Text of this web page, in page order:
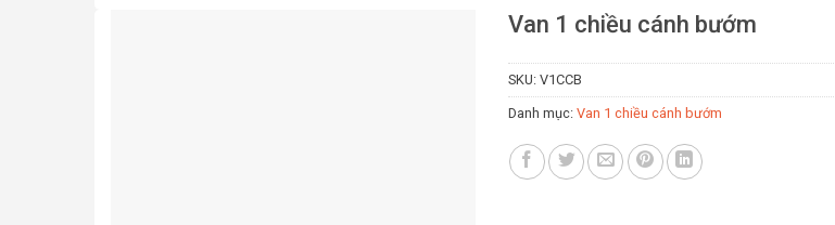
Van 1 chiều cánh bướm
SKU: V1CCB
Danh mục: Van 1 chiều cánh bướm